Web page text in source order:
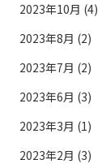
2023年10月 (4)
2023年8月 (2)
2023年7月 (2)
2023年6月 (3)
2023年3月 (1)
2023年2月 (3)